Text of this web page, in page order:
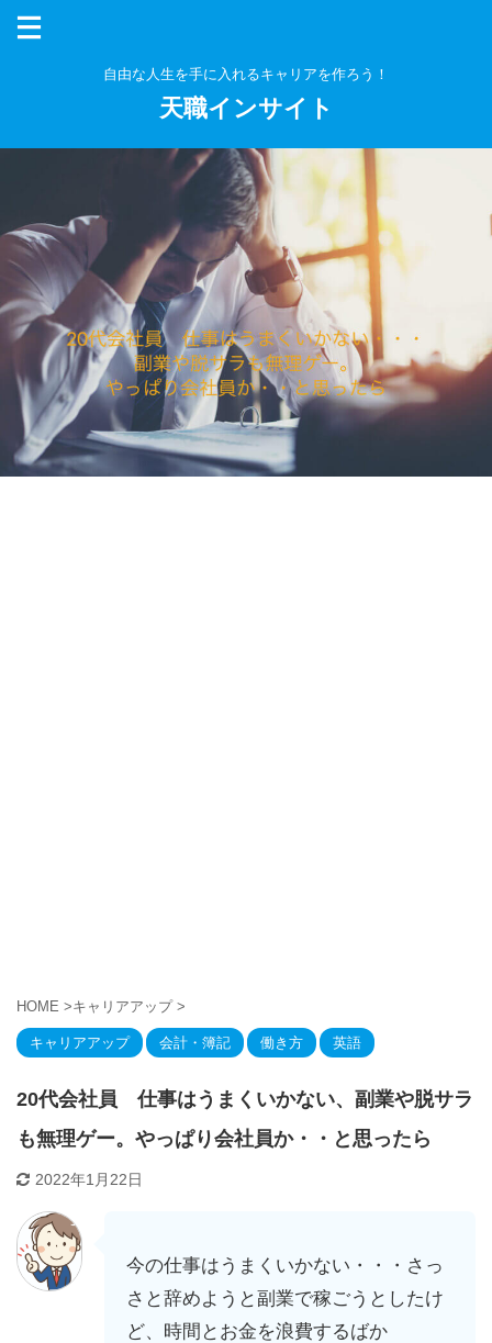
自由な人生を手に入れるキャリアを作ろう！
天職インサイト
HOME >キャリアアップ >
キャリアアップ 会計・簿記 働き方 英語
20代会社員 仕事はうまくいかない、副業や脱サラ
も無理ゲー。やっぱり会社員か・・と思ったら
2022年1月22日
今の仕事はうまくいかない・・・さっ
さと辞めようと副業で稼ごうとしたけ
ど、時間とお金を浪費するばか